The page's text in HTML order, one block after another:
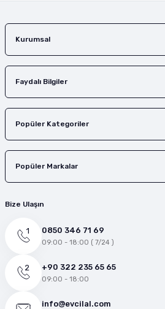
Kurumsal
Faydalı Bilgiler
Popüler Kategoriler
Popüler Markalar
Bize Ulaşın
0850 346 71 69
09:00 - 18:00 ( 7/24 )
+90 322 235 65 65
09:00 - 18:00
info@evcilal.com